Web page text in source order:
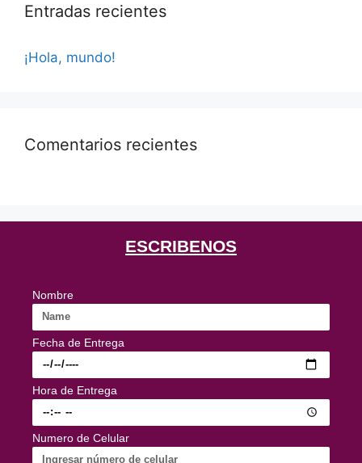
Entradas recientes
¡Hola, mundo!
Comentarios recientes
ESCRIBENOS
Nombre
Fecha de Entrega
Hora de Entrega
Numero de Celular